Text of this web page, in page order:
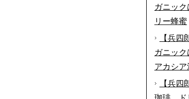
ガニッ
リー蜂蜜
【兵四
ガニッ
アカシア
【兵四